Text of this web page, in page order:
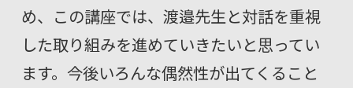
め、この講座では、渡邉先生と対話を重視
した取り組みを進めていきたいと思ってい
ます。今後いろんな偶然性が出てくること